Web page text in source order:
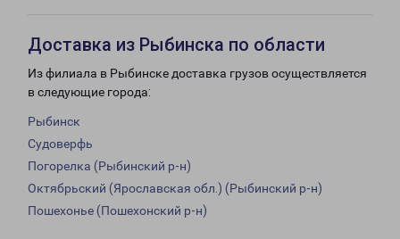
Доставка из Рыбинска по области
Из филиала в Рыбинске доставка грузов осуществляется
в следующие города:
Рыбинск
Судоверфь
Погорелка (Рыбинский р-н)
Октябрьский (Ярославская обл.) (Рыбинский р-н)
Пошехонье (Пошехонский р-н)